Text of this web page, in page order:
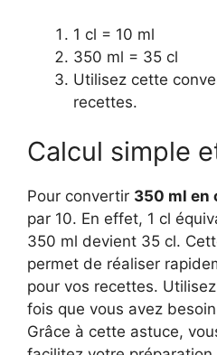
1 cl = 10 ml
350 ml = 35 cl
Utilisez cette
recettes.
Calcul simple
Pour convertir 350 ml en
par 10. En effet, 1 cl
350 ml devient 35 cl.
permet de réaliser
pour vos recettes.
fois que vous avez
Grâce à cette astuce,